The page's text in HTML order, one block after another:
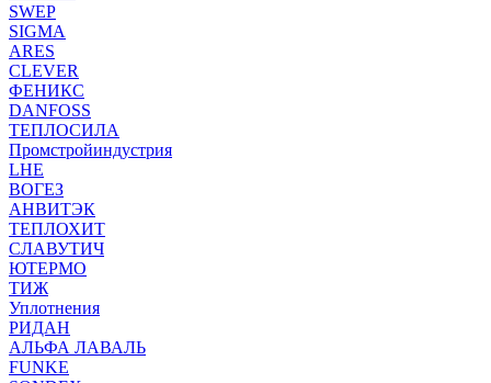
SWEP
SIGMA
ARES
CLEVER
ФЕНИКС
DANFOSS
ТЕПЛОСИЛА
Промстройиндустрия
LHE
ВОГЕЗ
АНВИТЭК
ТЕПЛОХИТ
СЛАВУТИЧ
ЮТЕРМО
ТИЖ
Уплотнения
РИДАН
АЛЬФА ЛАВАЛЬ
FUNKE